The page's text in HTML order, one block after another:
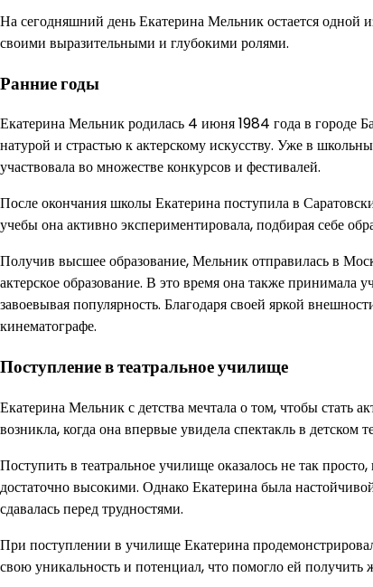
На сегодняшний день Екатерина Мельник остается одной
своими выразительными и глубокими ролями.
Ранние годы
Екатерина Мельник родилась 4 июня 1984 года в городе
натурой и страстью к актерскому искусству. Уже в
участвовала во множестве конкурсов и фестивалей.
После окончания школы Екатерина поступила в
учебы она активно экспериментировала, подбирая себе
Получив высшее образование, Мельник отправилась в
актерское образование. В это время она также принимала
завоевывая популярность. Благодаря своей яркой
кинематографе.
Поступление в театральное училище
Екатерина Мельник с детства мечтала о том, чтобы стать
возникла, когда она впервые увидела спектакль в
Поступить в театральное училище оказалось не так
достаточно высокими. Однако Екатерина была
сдавалась перед трудностями.
При поступлении в училище Екатерина
свою уникальность и потенциал, что помогло ей получить